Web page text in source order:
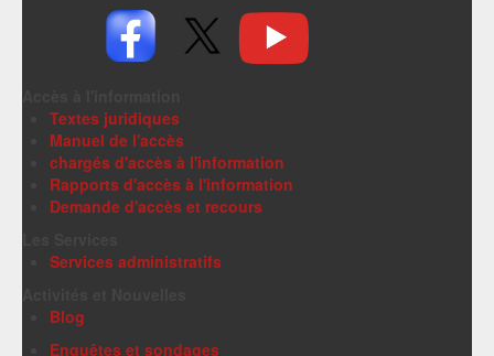
Textes juridiques
Manuel de l'accès
chargés d'accès à l'information
Rapports d'accès à l'information
Demande d'accès et recours
Services administratifs
Blog
Enquêtes et sondages